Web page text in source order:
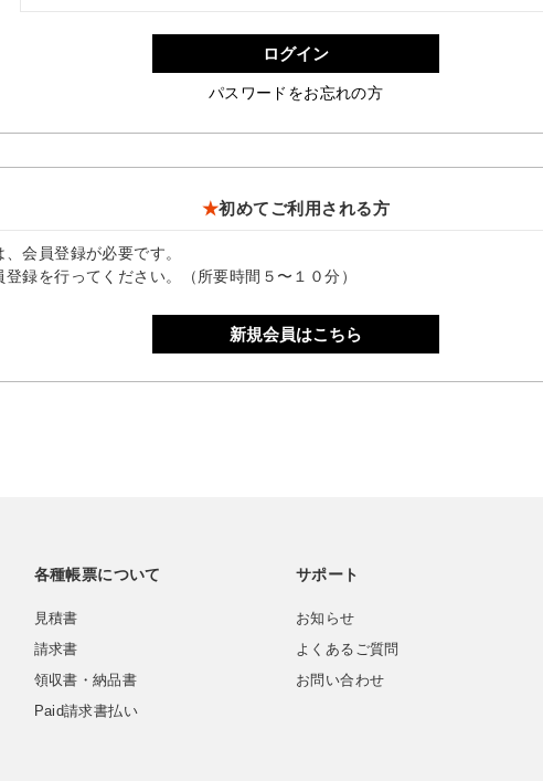
ログイン
パスワードをお忘れの方
★初めてご利用される方
会員登録が必要です。
登録を行ってください。（所要時間５〜１０分）
新規会員はこちら
各種帳票について
見積書
請求書
領収書・納品書
Paid請求書払い
サポート
お知らせ
よくあるご質問
お問い合わせ